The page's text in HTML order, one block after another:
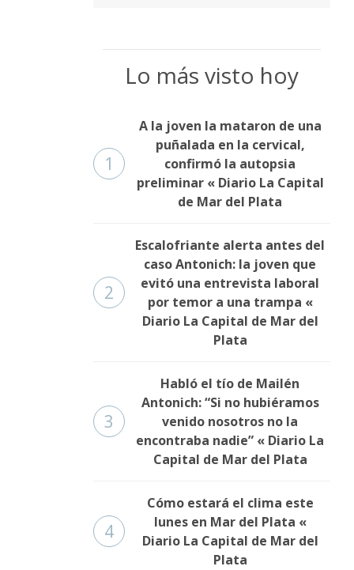
Lo más visto hoy
1
A la joven la mataron de una
puñalada en la cervical,
confirmó la autopsia
preliminar « Diario La Capital
de Mar del Plata
2
Escalofriante alerta antes del
caso Antonich: la joven que
evitó una entrevista laboral
por temor a una trampa «
Diario La Capital de Mar del
Plata
3
Habló el tío de Mailén
Antonich: “Si no hubiéramos
venido nosotros no la
encontraba nadie” « Diario La
Capital de Mar del Plata
4
Cómo estará el clima este
lunes en Mar del Plata «
Diario La Capital de Mar del
Plata